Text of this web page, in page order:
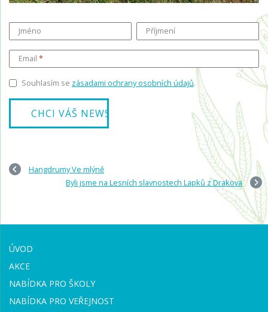
Jméno Příjmení
Email
Souhlasím se zásadami ochrany osobních údajů.
Hangdrumy Ve mlýně
Byli jsme na Lesních slavnostech Lapků z Drakova
ÚVOD
AKCE
NABÍDKA PRO ŠKOLY
NABÍDKA PRO VEŘEJNOST